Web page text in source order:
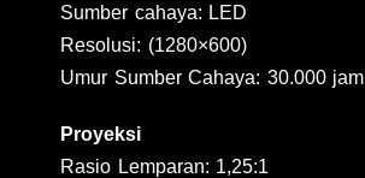
Sumber cahaya: LED
Resolusi: (1280×600)
Umur Sumber Cahaya: 30.000 jam
Proyeksi
Rasio Lemparan: 1,25:1